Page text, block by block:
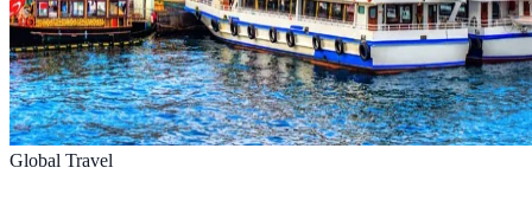
Global Travel